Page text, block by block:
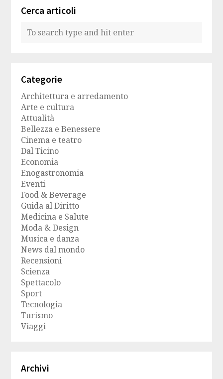
Cerca articoli
Categorie
Architettura e arredamento
Arte e cultura
Attualità
Bellezza e Benessere
Cinema e teatro
Dal Ticino
Economia
Enogastronomia
Eventi
Food & Beverage
Guida al Diritto
Medicina e Salute
Moda & Design
Musica e danza
News dal mondo
Recensioni
Scienza
Spettacolo
Sport
Tecnologia
Turismo
Viaggi
Archivi